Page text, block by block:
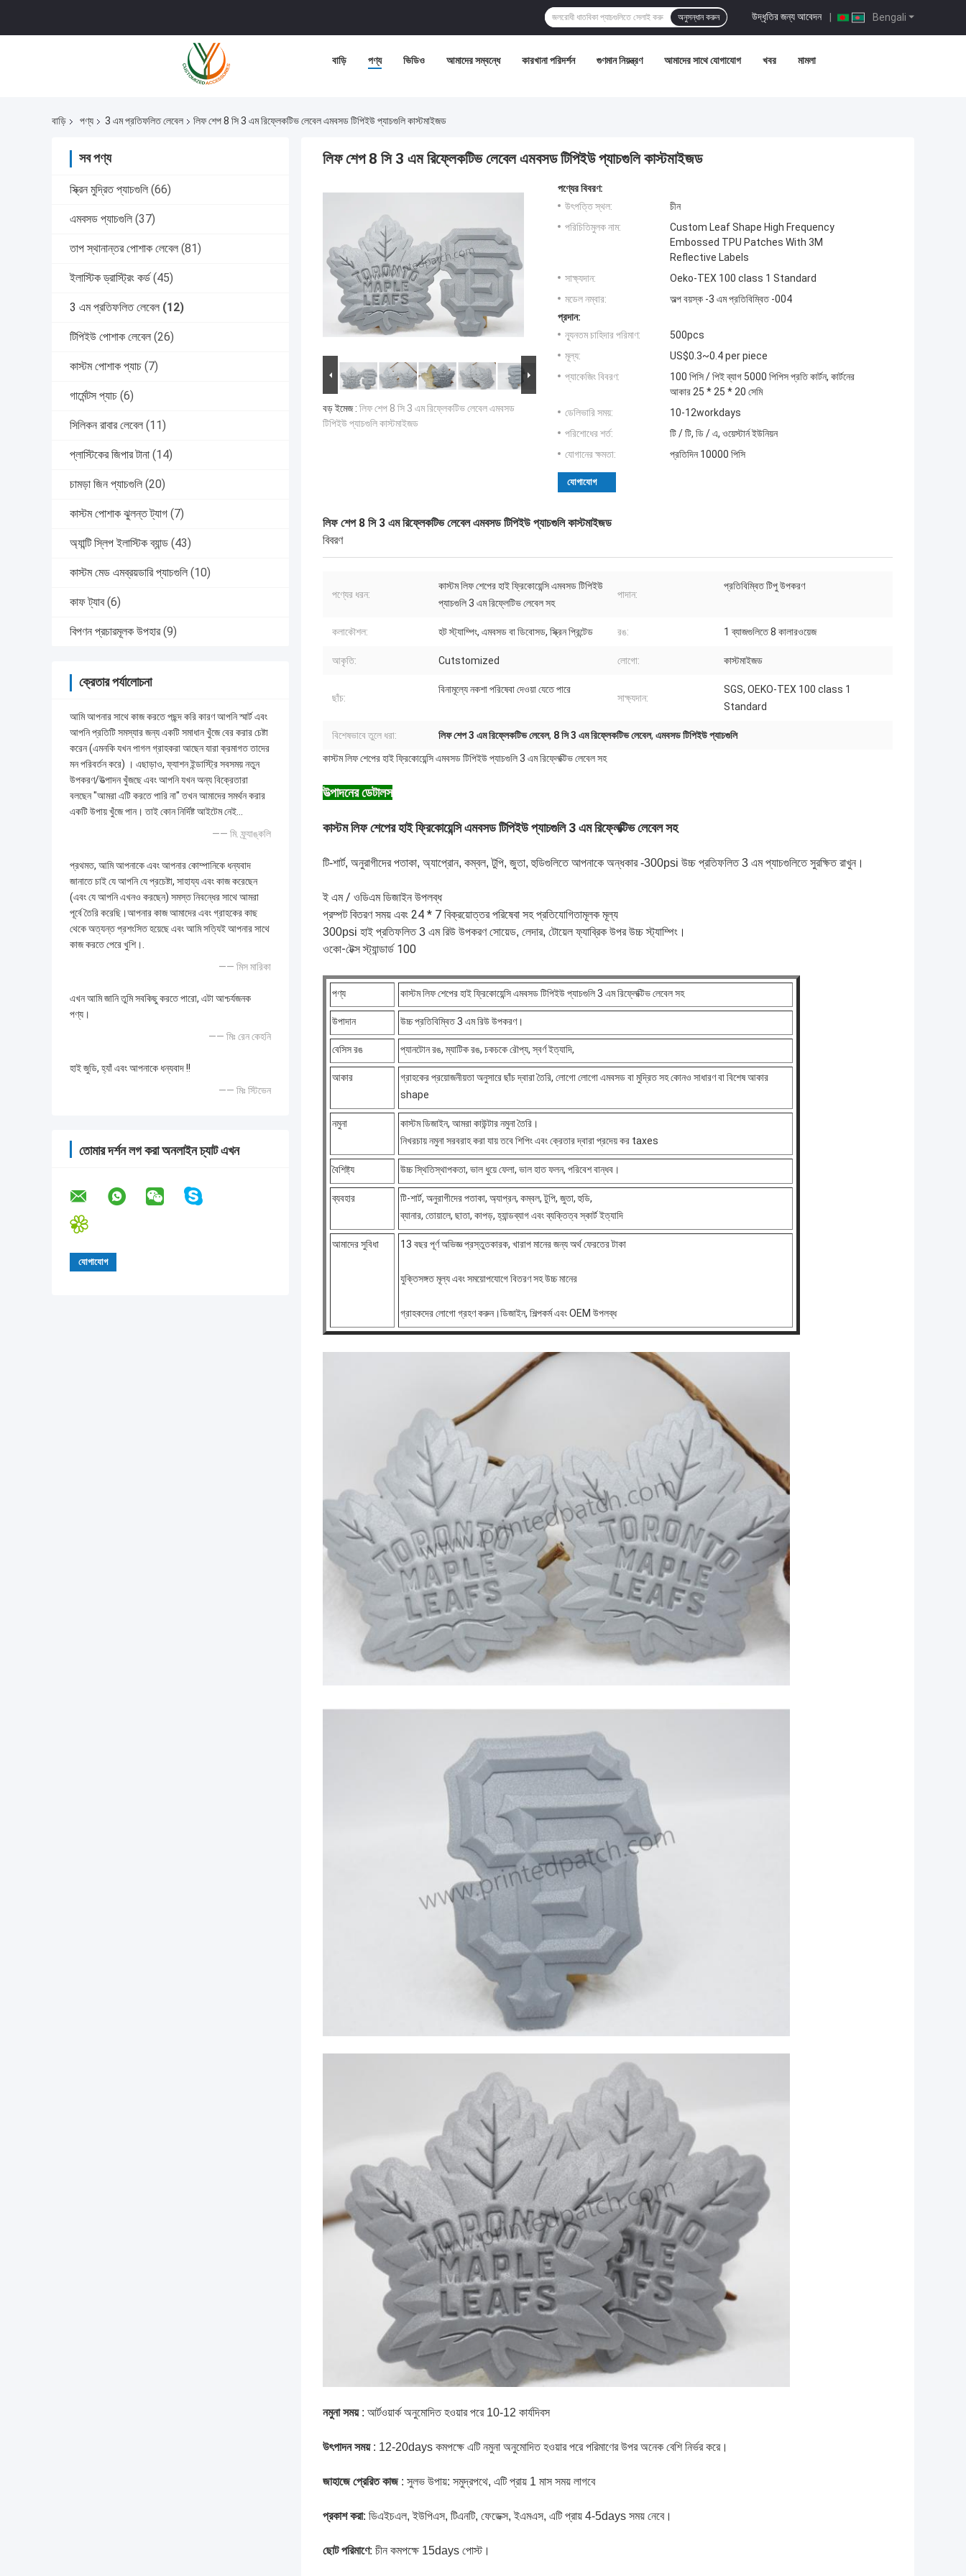
Bengali
উদ্ধৃতির জন্য আবেদন |
অনুসন্ধান করুন
বাড়ি পণ্য ভিডিও আমাদের সম্বন্ধে কারখানা পরিদর্শন গুণমান নিয়ন্ত্রণ আমাদের সাথে যোগাযোগ খবর মামলা
বাড়ি পণ্য 3 এম প্রতিফলিত লেবেল লিফ শেপ 8 সি 3 এম রিফ্লেকটিভ লেবেল এমবসড টিপিইউ প্যাচগুলি কাস্টমাইজড
সব পণ্য
স্ক্রিন মুদ্রিত প্যাচগুলি (66)
এমবসড প্যাচগুলি (37)
তাপ স্থানান্তর পোশাক লেবেল (81)
ইলাস্টিক ড্রাস্ট্রিং কর্ড (45)
3 এম প্রতিফলিত লেবেল (12)
টিপিইউ পোশাক লেবেল (26)
কাস্টম পোশাক প্যাচ (7)
গার্মেন্টস প্যাচ (6)
সিলিকন রাবার লেবেল (11)
প্লাস্টিকের জিপার টানা (14)
চামড়া জিন প্যাচগুলি (20)
কাস্টম পোশাক ঝুলন্ত ট্যাগ (7)
অ্যান্টি স্লিপ ইলাস্টিক ব্যান্ড (43)
কাস্টম মেড এমব্রয়ডারি প্যাচগুলি (10)
কাফ ট্যাব (6)
বিপণন প্রচারমূলক উপহার (9)
ক্রেতার পর্যালোচনা
আমি আপনার সাথে কাজ করতে পছন্দ করি কারণ আপনি স্মার্ট এবং
আপনি প্রতিটি সমস্যার জন্য একটি সমাধান খুঁজে বের করার চেষ্টা
করেন (এমনকি যখন পাগল গ্রাহকরা আছেন যারা ক্রমাগত তাদের
মন পরিবর্তন করে) । এছাড়াও, ফ্যাশন ইন্ডাস্ট্রি সবসময় নতুন
উপকরণ/উত্পাদন খুঁজছে এবং আপনি যখন অন্য বিক্রেতারা
বলছেন "আমরা এটি করতে পারি না" তখন আমাদের সমর্থন করার
একটি উপায় খুঁজে পান। তাই কোন নির্দিষ্ট আইটেম নেই...
—— মি. ফ্র্যাঙ্কলি
প্রথমত, আমি আপনাকে এবং আপনার কোম্পানিকে ধন্যবাদ
জানাতে চাই যে আপনি যে প্রচেষ্টা, সাহায্য এবং কাজ করেছেন
(এবং যে আপনি এখনও করছেন) সমস্ত নিবন্ধের সাথে আমরা
পূর্বে তৈরি করেছি।আপনার কাজ আমাদের এবং গ্রাহকের কাছ
থেকে অত্যন্ত প্রশংসিত হয়েছে এবং আমি সত্যিই আপনার সাথে
কাজ করতে পেরে খুশি।.
—— মিস মারিকা
এখন আমি জানি তুমি সবকিছু করতে পারো, এটা আশ্চর্যজনক
পণ্য।
—— মিঃ রেন কেহনি
হাই জুডি, হ্যাঁ এবং আপনাকে ধন্যবাদ !!
—— মিঃ স্টিভেন
তোমার দর্শন লগ করা অনলাইন চ্যাট এখন
লিফ শেপ 8 সি 3 এম রিফ্লেকটিভ লেবেল এমবসড টিপিইউ প্যাচগুলি কাস্টমাইজড
বড় ইমেজ : লিফ শেপ 8 সি 3 এম রিফ্লেকটিভ লেবেল এমবসড
টিপিইউ প্যাচগুলি কাস্টমাইজড
পণ্যের বিবরণ:
উৎপত্তি স্থল:
চীন
পরিচিতিমুলক নাম:
Custom Leaf Shape High Frequency
Embossed TPU Patches With 3M
Reflective Labels
সাক্ষ্যদান:
Oeko-TEX 100 class 1 Standard
মডেল নম্বার:
অল্প বয়স্ক -3 এম প্রতিবিম্বিত -004
প্রদান:
ন্যূনতম চাহিদার পরিমাণ:
500pcs
মূল্য:
US$0.3~0.4 per piece
প্যাকেজিং বিবরণ:
100 পিসি / পিই ব্যাগ 5000 পিপিস প্রতি কার্টন, কার্টনের
আকার 25 * 25 * 20 সেমি
ডেলিভারি সময়:
10-12workdays
পরিশোধের শর্ত:
টি / টি, ডি / এ, ওয়েস্টার্ন ইউনিয়ন
যোগানের ক্ষমতা:
প্রতিদিন 10000 পিসি
যোগাযোগ
লিফ শেপ 8 সি 3 এম রিফ্লেকটিভ লেবেল এমবসড টিপিইউ প্যাচগুলি কাস্টমাইজড
বিবরণ
পণ্যের ধরন:
কাস্টম লিফ শেপের হাই ফ্রিকোয়েন্সি এমবসড টিপিইউ
প্যাচগুলি 3 এম রিফ্লেটিভ লেবেল সহ
পাদান:
প্রতিবিম্বিত টিপু উপকরণ
কলাকৌশল: হট স্ট্যাম্পিং, এমবসড বা ডিবোসড, স্ক্রিন প্রিন্টেড রঙ: 1 ব্যাজগুলিতে 8 কালারওয়েজ
আকৃতি: Cutstomized লোগো: কাস্টমাইজড
ছাঁচ:
বিনামূল্যে নকশা পরিষেবা দেওয়া যেতে পারে
সাক্ষ্যদান:
SGS, OEKO-TEX 100 class 1
Standard
বিশেষভাবে তুলে ধরা: লিফ শেপ 3 এম রিফ্লেকটিভ লেবেল, 8 সি 3 এম রিফ্লেকটিভ লেবেল, এমবসড টিপিইউ প্যাচগুলি
কাস্টম লিফ শেপের হাই ফ্রিকোয়েন্সি এমবসড টিপিইউ প্যাচগুলি 3 এম রিফ্লেক্টিভ লেবেল সহ
উত্পাদনের ডেটালস
কাস্টম লিফ শেপের হাই ফ্রিকোয়েন্সি এমবসড টিপিইউ প্যাচগুলি 3 এম রিফ্লেক্টিভ লেবেল সহ
টি-শার্ট, অনুরাগীদের পতাকা, অ্যাপ্রোন, কম্বল, টুপি, জুতা, হুডিগুলিতে আপনাকে অন্ধকার -300psi উচ্চ প্রতিফলিত 3 এম প্যাচগুলিতে সুরক্ষিত রাখুন।
ই এম / ওডিএম ডিজাইন উপলব্ধ
প্রম্পট বিতরণ সময় এবং 24 * 7 বিক্রয়োত্তর পরিষেবা সহ প্রতিযোগিতামূলক মূল্য
300psi হাই প্রতিফলিত 3 এম রিউ উপকরণ সোয়েড, লেদার, টোয়েল ফ্যাব্রিক উপর উচ্চ স্ট্যাম্পিং।
ওকো-টেক্স স্ট্যান্ডার্ড 100
পণ্য কাস্টম লিফ শেপের হাই ফ্রিকোয়েন্সি এমবসড টিপিইউ প্যাচগুলি 3 এম রিফ্লেক্টিভ লেবেল সহ
উপাদান উচ্চ প্রতিবিম্বিত 3 এম রিউ উপকরণ।
বেসিস রঙ প্যানটোন রঙ, ম্যাটিক রঙ, চকচকে রৌপ্য, স্বর্ণ ইত্যাদি,
আকার
গ্রাহকের প্রয়োজনীয়তা অনুসারে ছাঁচ দ্বারা তৈরি, লোগো লোগো এমবসড বা মুদ্রিত সহ কোনও সাধারণ বা বিশেষ আকার
shape
নমুনা
কাস্টম ডিজাইন, আমরা কাউন্টার নমুনা তৈরি।
নিখরচায় নমুনা সরবরাহ করা যায় তবে শিপিং এবং ক্রেতার দ্বারা প্রদেয় কর taxes
বৈশিষ্ট্য উচ্চ স্থিতিস্থাপকতা, ভাল ধুয়ে ফেলা, ভাল হাত ফলন, পরিবেশ বান্ধব।
ব্যবহার
টি-শার্ট, অনুরাগীদের পতাকা, অ্যাপ্রন, কম্বল, টুপি, জুতা, হুডি,
ব্যানার, তোয়ালে, ছাতা, কাপড়, হ্যান্ডব্যাগ এবং ব্যক্তিত্ব স্কার্ট ইত্যাদি
আমাদের সুবিধা 13 বছর পূর্ণ অভিজ্ঞ প্রস্তুতকারক, খারাপ মানের জন্য অর্থ ফেরতের টাকা
যুক্তিসঙ্গত মূল্য এবং সময়োপযোগে বিতরণ সহ উচ্চ মানের
গ্রাহকদের লোগো গ্রহণ করুন।ডিজাইন, শিল্পকর্ম এবং OEM উপলব্ধ
নমুনা সময় : আর্টওয়ার্ক অনুমোদিত হওয়ার পরে 10-12 কার্যদিবস
উৎপাদন সময়: 12-20days কমপক্ষে এটি নমুনা অনুমোদিত হওয়ার পরে পরিমাণের উপর অনেক বেশি নির্ভর করে।
জাহাজে প্রেরিত কাজ : সুলভ উপায়: সমুদ্রপথে, এটি প্রায় 1 মাস সময় লাগবে
প্রকাশ করা: ডিএইচএল, ইউপিএস, টিএনটি, ফেডেক্স, ইএমএস, এটি প্রায় 4-5days সময় নেবে।
ছোট পরিমাণে: চীন কমপক্ষে 15days পোস্ট।